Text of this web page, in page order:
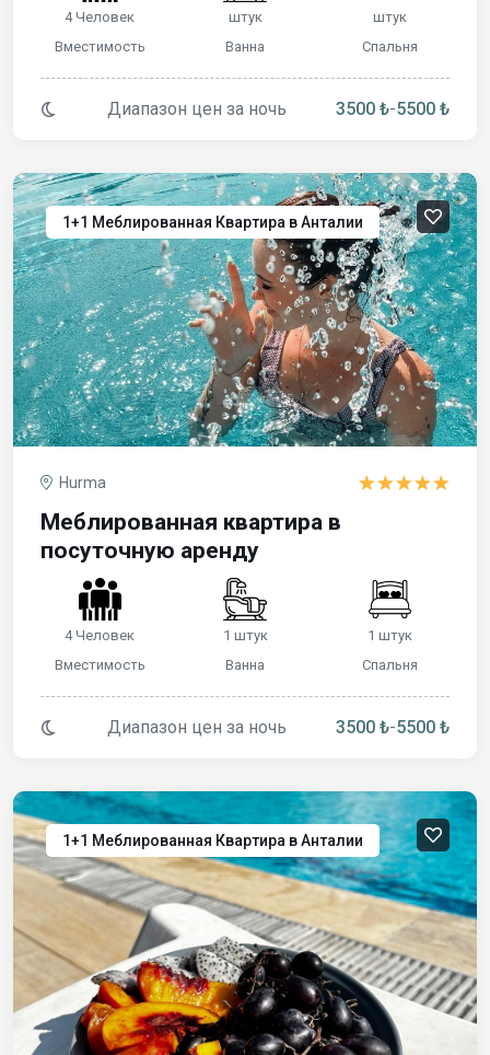
4 Человек
Вместимость
штук
Ванна
штук
Спальня
Диапазон цен за ночь 3500 ₺-5500 ₺
1+1 Меблированная Квартира в Анталии
Hurma
Меблированная квартира в
посуточную аренду
4 Человек
Вместимость
1 штук
Ванна
1 штук
Спальня
Диапазон цен за ночь 3500 ₺-5500 ₺
1+1 Меблированная Квартира в Анталии